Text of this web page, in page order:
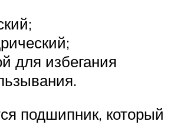
для избегания
подшипник, который